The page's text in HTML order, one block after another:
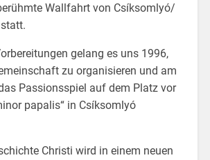
Wallfahrt von Csíksomlyó/
gelang es uns 1996,
zu organisieren und am
Passionsspiel auf dem Platz vor
papalis“ in Csíksomlyó
Christi wird in einem neuen